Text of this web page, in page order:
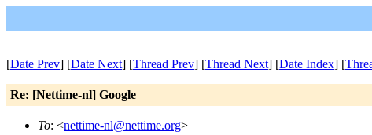
[Date Prev] [Date Next] [Thread Prev] [Thread Next] [Date Index] [
Re: [Nettime-nl] Google
To: <nettime-nl@nettime.org>